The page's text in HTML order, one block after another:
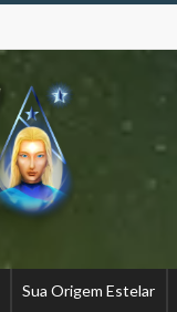
Sua Origem Estelar